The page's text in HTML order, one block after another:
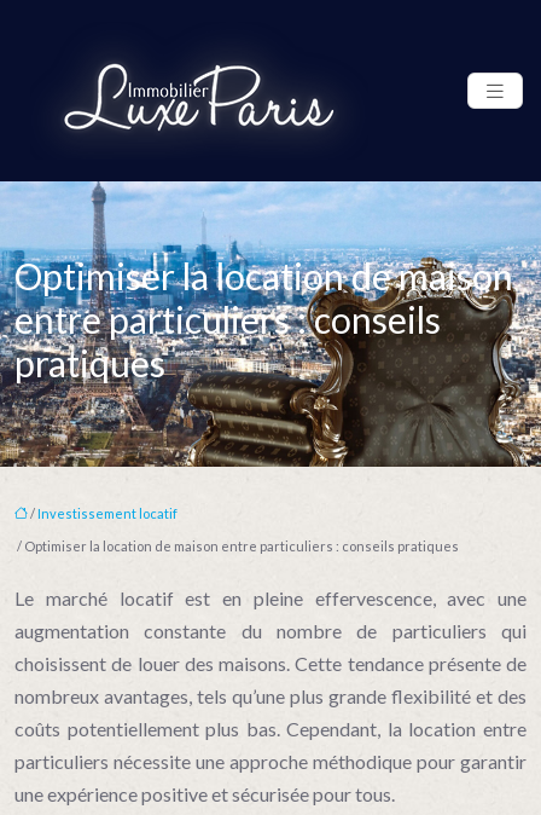
Optimiser la location de maison
entre particuliers : conseils
pratiques
/Investissement locatif
/ Optimiser la location de maison entre particuliers : conseils pratiques
Le marché locatif est en pleine effervescence, avec une
augmentation constante du nombre de particuliers qui
choisissent de louer des maisons. Cette tendance présente de
nombreux avantages, tels qu’une plus grande flexibilité et des
coûts potentiellement plus bas. Cependant, la location entre
particuliers nécessite une approche méthodique pour garantir
une expérience positive et sécurisée pour tous.